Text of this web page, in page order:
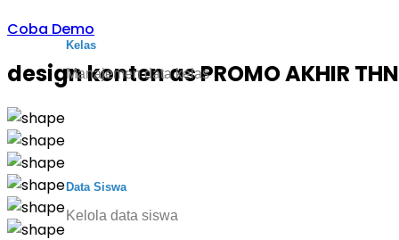
Kelas
Manajemen data kelas
Data Siswa
Kelola data siswa
Coba Demo
design konten as PROMO AKHIR